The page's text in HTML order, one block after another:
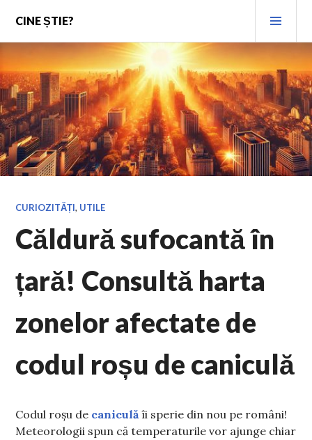
content
CINE ȘTIE?
CURIOZITĂȚI, UTILE
Căldură sufocantă în
țară! Consultă harta
zonelor afectate de
codul roșu de caniculă
Codul roșu de caniculăîi sperie din nou pe români!
Meteorologii spun că temperaturile vor ajunge chiar